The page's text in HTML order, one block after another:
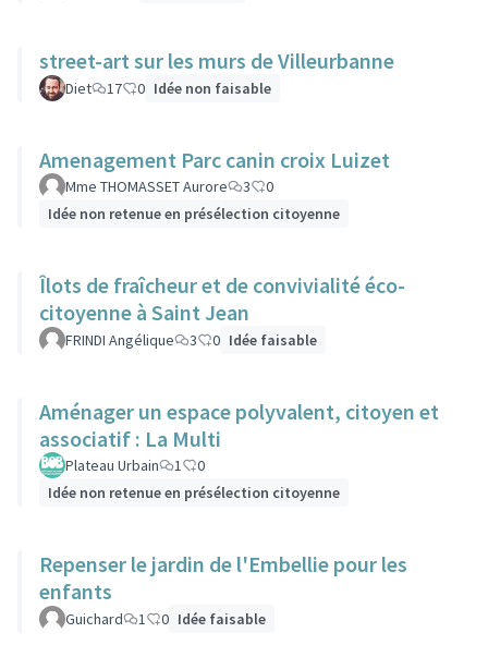
street-art sur les murs de Villeurbanne
Diet 17 0 Idée non faisable
Amenagement Parc canin croix Luizet
Mme THOMASSET Aurore 3
0
Idée non retenue en présélection citoyenne
Îlots de fraîcheur et de convivialité éco-
citoyenne à Saint Jean
FRINDI Angélique 3 0 Idée faisable
Aménager un espace polyvalent, citoyen et
associatif : La Multi
Plateau Urbain 1
0
Idée non retenue en présélection citoyenne
Repenser le jardin de l'Embellie pour les
enfants
Guichard 1 0 Idée faisable